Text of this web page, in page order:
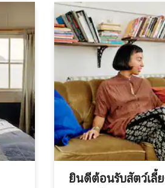
ยินดีต้อนรับสัตว์เลี้